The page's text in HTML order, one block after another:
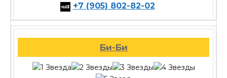
+7 (905) 802-82-02
Би-Би